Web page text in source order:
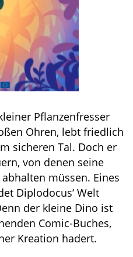
Pflanzenfresser
Ohren, lebt friedlich
sicheren Tal. Doch er
von denen seine
müssen. Eines
Diplodocus‘ Welt
der kleine Dino ist
Comic-Buches,
Kreation hadert.